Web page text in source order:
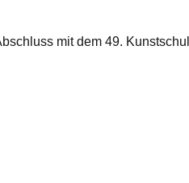
mit dem 49.